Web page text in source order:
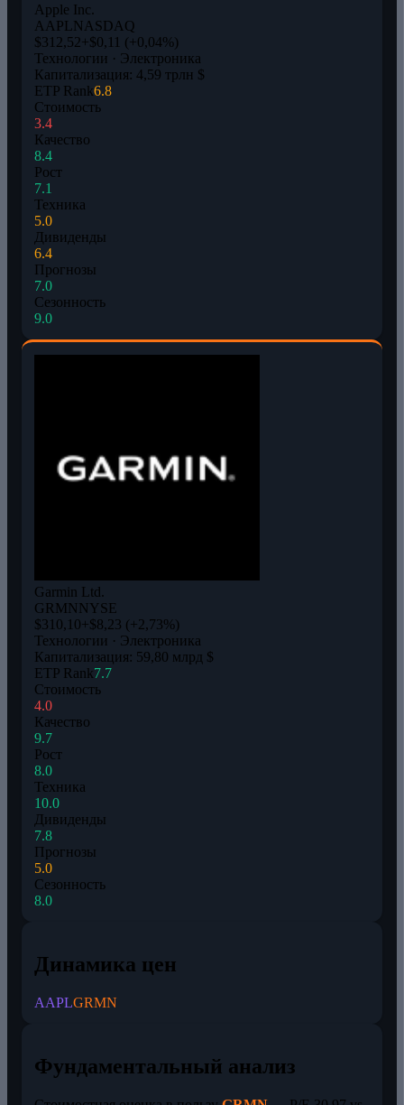
Apple Inc.
AAPLNASDAQ
$312,52+$0,11 (+0,04%)
Технологии · Электроника
Капитализация: 4,59 трлн $
ETP Rank6.8
Стоимость
3.4
Качество
8.4
Рост
7.1
Техника
5.0
Дивиденды
6.4
Прогнозы
7.0
Сезонность
9.0
Garmin Ltd.
GRMNNYSE
$310,10+$8,23 (+2,73%)
Технологии · Электроника
Капитализация: 59,80 млрд $
ETP Rank7.7
Стоимость
4.0
Качество
9.7
Рост
8.0
Техника
10.0
Дивиденды
7.8
Прогнозы
5.0
Сезонность
8.0
Динамика цен
AAPLGRMN
Фундаментальный анализ